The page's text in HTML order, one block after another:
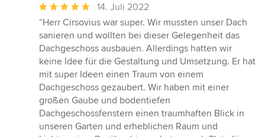
Durchschnittliche
Bewertung:
5
von
5
Sternen
14. Juli 2022
“Herr Cirsovius war super. Wir mussten unser Dach
sanieren und wollten bei dieser Gelegenheit das
Dachgeschoss ausbauen. Allerdings hatten wir
keine Idee für die Gestaltung und Umsetzung. Er hat
mit super Ideen einen Traum von einem
Dachgeschoss gezaubert. Wir haben mit einer
großen Gaube und bodentiefen
Dachgeschossfenstern einen traumhaften Blick in
unseren Garten und erheblichen Raum und